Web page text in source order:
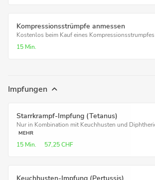
Kompressions­strümpfe anmessen
Kostenlos beim Kauf eines Kompressionsstrumpfes
15 Min.
Impfungen
Starrkrampf-Impfung (Tetanus)
Nur in Kombination mit Keuchhusten und
MEHR
15 Min. 57,25 CHF